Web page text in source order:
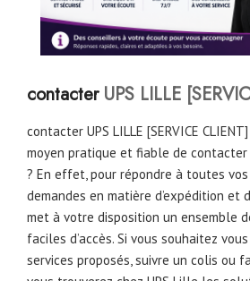
contacterUPS LILLE
contacter UPS LILLE [SERVICE
moyen pratique et fiable de contacter
? En effet, pour répondre à toutes
demandes en matière d’expédition et
met à votre disposition un ensemble
faciles d’accès. Si vous souhaitez
services proposés, suivre un colis ou